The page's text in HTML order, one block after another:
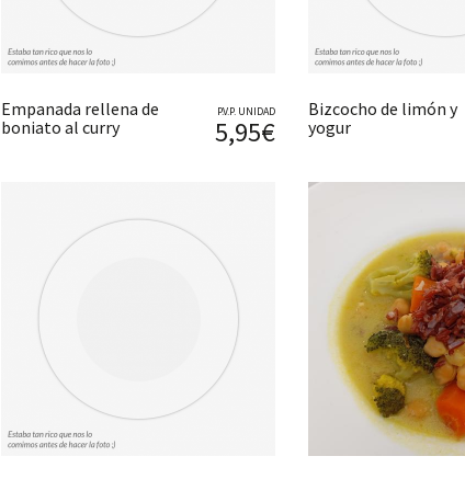
Empanada rellena de
boniato al curry
P.V.P. UNIDAD
5,95€
Bizcocho de limón y
yogur